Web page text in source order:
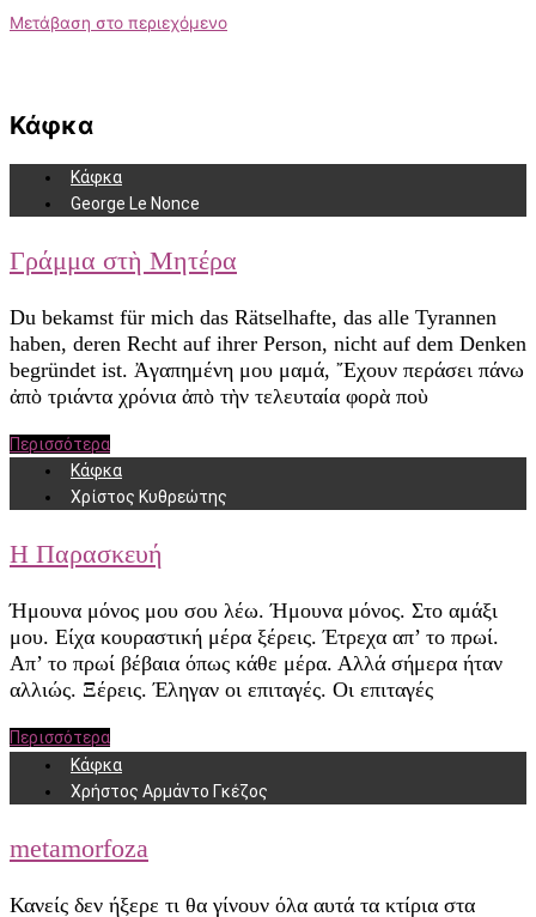
Μετάβαση στο περιεχόμενο
Κάφκα
Κάφκα
George Le Nonce
Γράμμα στὴ Μητέρα
Du bekamst für mich das Rätselhafte, das alle Tyrannen
haben, deren Recht auf ihrer Person, nicht auf dem Denken
begründet ist. Ἀγαπημένη μου μαμά, ῎Εχουν περάσει πάνω
ἀπὸ τριάντα χρόνια ἀπὸ τὴν τελευταία φορὰ ποὺ
Περισσότερα
Κάφκα
Χρίστος Κυθρεώτης
Η Παρασκευή
Ήμουνα μόνος μου σου λέω. Ήμουνα μόνος. Στο αμάξι
μου. Είχα κουραστική μέρα ξέρεις. Έτρεχα απ’ το πρωί.
Απ’ το πρωί βέβαια όπως κάθε μέρα. Αλλά σήμερα ήταν
αλλιώς. Ξέρεις. Έληγαν οι επιταγές. Οι επιταγές
Περισσότερα
Κάφκα
Χρήστος Αρμάντο Γκέζος
metamorfoza
Κανείς δεν ήξερε τι θα γίνουν όλα αυτά τα κτίρια στα